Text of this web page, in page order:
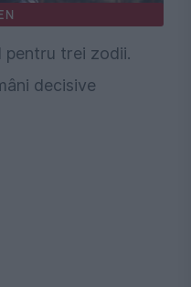
pentru trei zodii.
decisive